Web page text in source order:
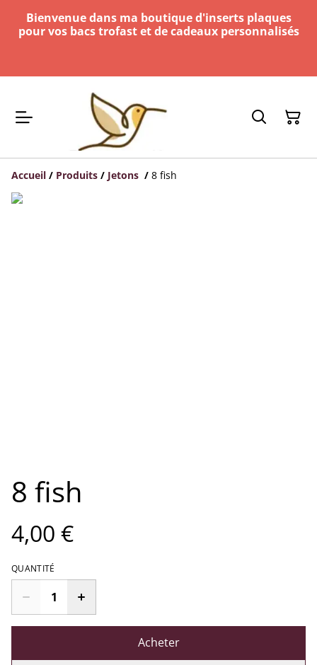
Bienvenue dans ma boutique d'inserts plaques
pour vos bacs trofast et de cadeaux personnalisés
Accueil / Produits / Jetons / 8 fish
8 fish
4,00 €
QUANTITÉ
Acheter